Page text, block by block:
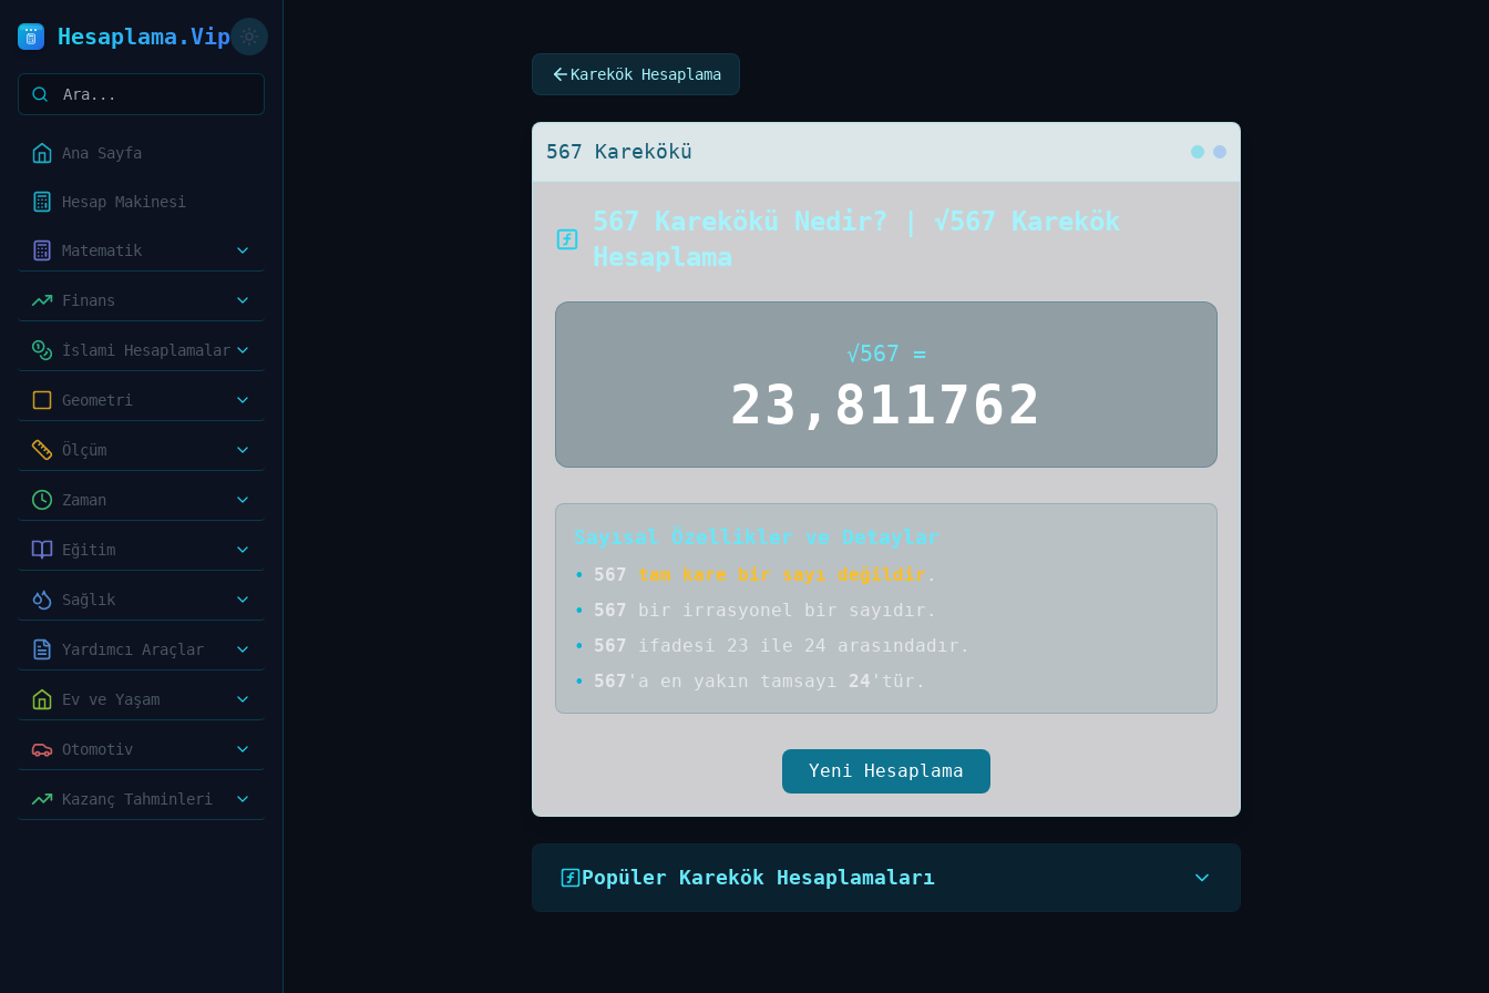
Hesaplama.Vip
Ana Sayfa
Hesap Makinesi
Matematik
Finans
İslami Hesaplamalar
Geometri
Ölçüm
Zaman
Eğitim
Sağlık
Yardımcı Araçlar
Ev ve Yaşam
Otomotiv
Kazanç Tahminleri
Karekök Hesaplama
567 Karekökü
567 Karekökü Nedir? | √567 Karekök
Hesaplama
√567 =
23,811762
Sayısal Özellikler ve Detaylar
• 567 tam kare bir sayı değildir .
•
567 bir irrasyonel bir sayıdır .
•
567
ifadesi 23 ile 24 arasındadır.
•
567 'a en yakın tamsayı 24 'tür.
Yeni Hesaplama
Popüler Karekök Hesaplamaları